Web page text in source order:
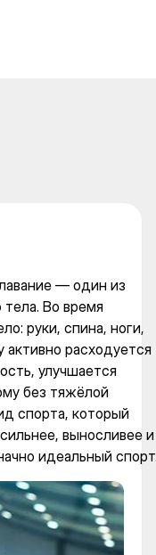
о
— один из
Во время
руки, спина, ноги,
активно расходуется
улучшается
без тяжёлой
спорта, который
выносливее и
идеальный